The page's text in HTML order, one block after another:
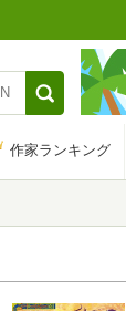
作家ランキング